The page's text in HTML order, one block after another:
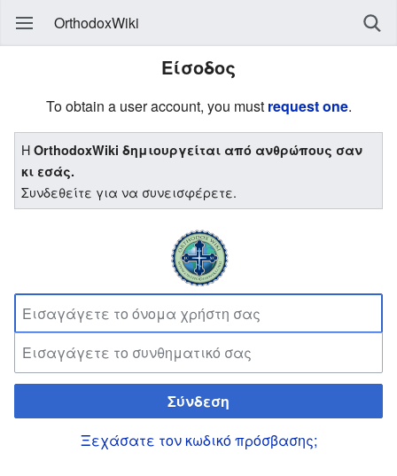
OrthodoxWiki
Είσοδος
To obtain a user account, you must request one.
ΗOrthodoxWiki δημιουργείται από ανθρώπους σαν
κι εσάς.
Συνδεθείτε για να συνεισφέρετε.
Σύνδεση
Ξεχάσατε τον κωδικό πρόσβασης;